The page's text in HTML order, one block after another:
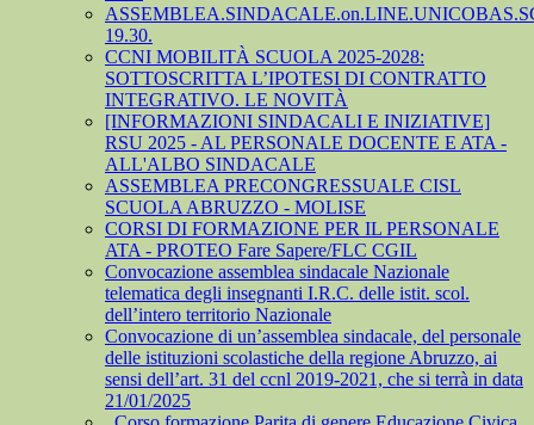
19.30.
CCNI MOBILITÀ SCUOLA 2025-2028:
SOTTOSCRITTA L’IPOTESI DI CONTRATTO
INTEGRATIVO. LE NOVITÀ
[INFORMAZIONI SINDACALI E INIZIATIVE]
RSU 2025 - AL PERSONALE DOCENTE E ATA -
ALL'ALBO SINDACALE
ASSEMBLEA PRECONGRESSUALE CISL
SCUOLA ABRUZZO - MOLISE
CORSI DI FORMAZIONE PER IL PERSONALE
ATA - PROTEO Fare Sapere/FLC CGIL
Convocazione assemblea sindacale Nazionale
telematica degli insegnanti I.R.C. delle istit. scol.
dell’intero territorio Nazionale
Convocazione di un’assemblea sindacale, del personale
delle istituzioni scolastiche della regione Abruzzo, ai
sensi dell’art. 31 del ccnl 2019-2021, che si terrà in data
21/01/2025